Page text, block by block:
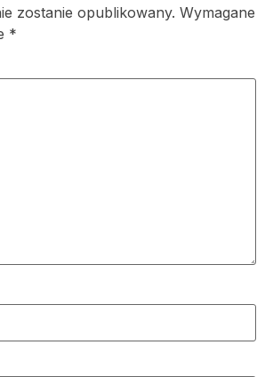
zostanie opublikowany. Wymagane
*